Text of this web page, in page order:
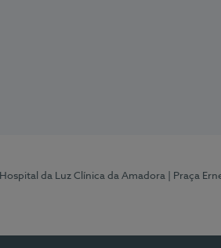
Hospital da Luz Clínica da Amadora | Praça